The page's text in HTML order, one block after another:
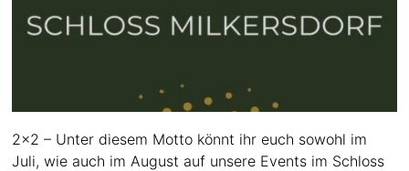
2×2 – Unter diesem Motto könnt ihr euch sowohl im
Juli, wie auch im August auf unsere Events im Schloss